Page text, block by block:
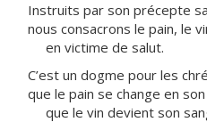
Instruits par son précepte
nous consacrons le pain, le
en victime de salut.
C’est un dogme pour les
que le pain se change en
que le vin devient son